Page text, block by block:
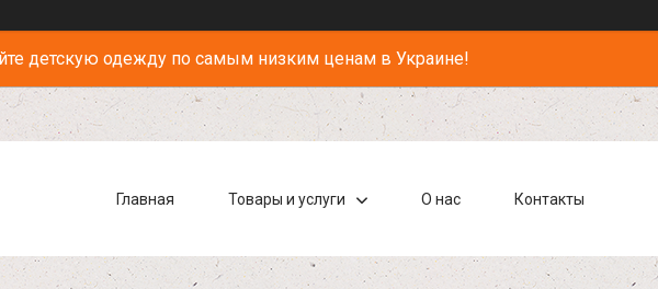
детскую одежду по самым низким ценам в Украине!
Главная Товары и услуги О нас Контакты